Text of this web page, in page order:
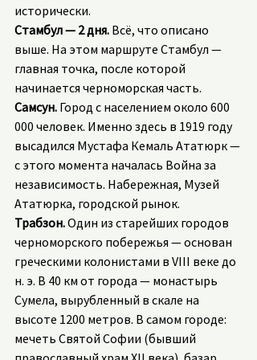
исторически.
Стамбул — 2 дня. Всё, что описано
выше. На этом маршруте Стамбул —
главная точка, после которой
начинается черноморская часть.
Самсун. Город с населением около 600
000 человек. Именно здесь в 1919 году
высадился Мустафа Кемаль Ататюрк —
с этого момента началась Война за
независимость. Набережная, Музей
Ататюрка, городской рынок.
Трабзон. Один из старейших городов
черноморского побережья — основан
греческими колонистами в VIII веке до
н. э. В 40 км от города — монастырь
Сумела, вырубленный в скале на
высоте 1200 метров. В самом городе:
мечеть Святой Софии (бывший